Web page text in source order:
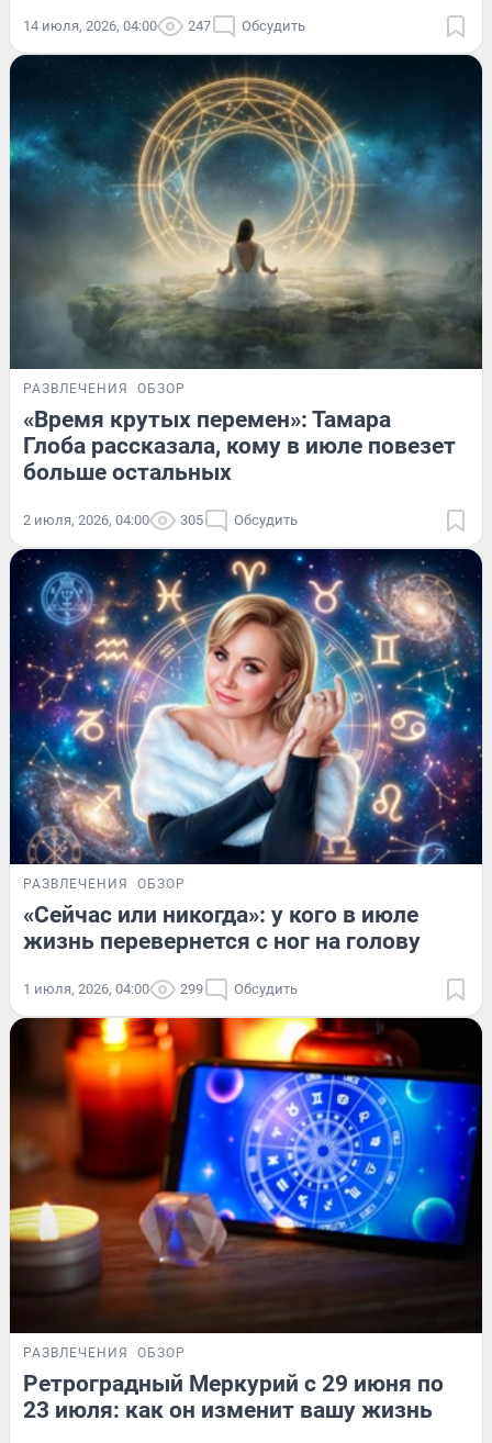
14 июля, 2026, 04:00 247 Обсудить
РАЗВЛЕЧЕНИЯ ОБЗОР
«Время крутых перемен»: Тамара
Глоба рассказала, кому в июле повезет
больше остальных
2 июля, 2026, 04:00 305 Обсудить
РАЗВЛЕЧЕНИЯ ОБЗОР
«Сейчас или никогда»: у кого в июле
жизнь перевернется с ног на голову
1 июля, 2026, 04:00 299 Обсудить
РАЗВЛЕЧЕНИЯ ОБЗОР
Ретроградный Меркурий с 29 июня по
23 июля: как он изменит вашу жизнь